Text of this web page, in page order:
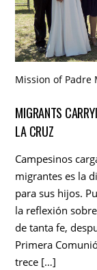
Mission of Padre
MIGRANTS
LA CRUZ
Campesinos
migrantes es la
para sus hijos.
la reflexión
de tanta fe,
Primera
trece […]